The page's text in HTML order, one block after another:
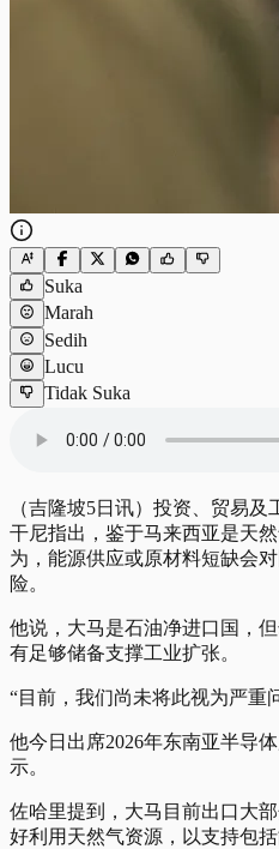
Suka
Marah
Sedih
Lucu
Tidak Suka
（吉隆坡5日讯）投资、贸易
干尼指出，鉴于马来西亚是天
为，能源供应或原材料短缺会
险。
他说，大马是石油净进口国，
有足够储备支撑工业扩张。
“目前，我们尚未将此视为严重
他今日出席2026年东南亚半导
示。
佐哈里提到，大马目前出口大
好利用天然气资源，以支持包